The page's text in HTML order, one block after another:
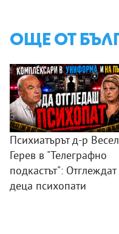
ОЩЕ ОТ
Психиатърът д-р
Герев в "Телеграфно
подкастът": Отглеждат
деца психопати